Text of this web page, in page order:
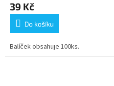
39 Kč
Do košíku
Balíček obsahuje 100ks.